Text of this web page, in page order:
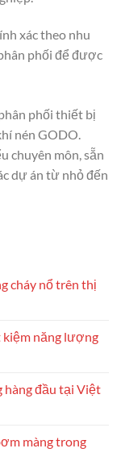
xác theo nhu
phối để được
phối thiết bị
nén GODO.
chuyên môn, sẵn
dự án từ nhỏ đến
cháy nổ trên thị
kiệm năng lượng
hàng đầu tại Việt
màng trong